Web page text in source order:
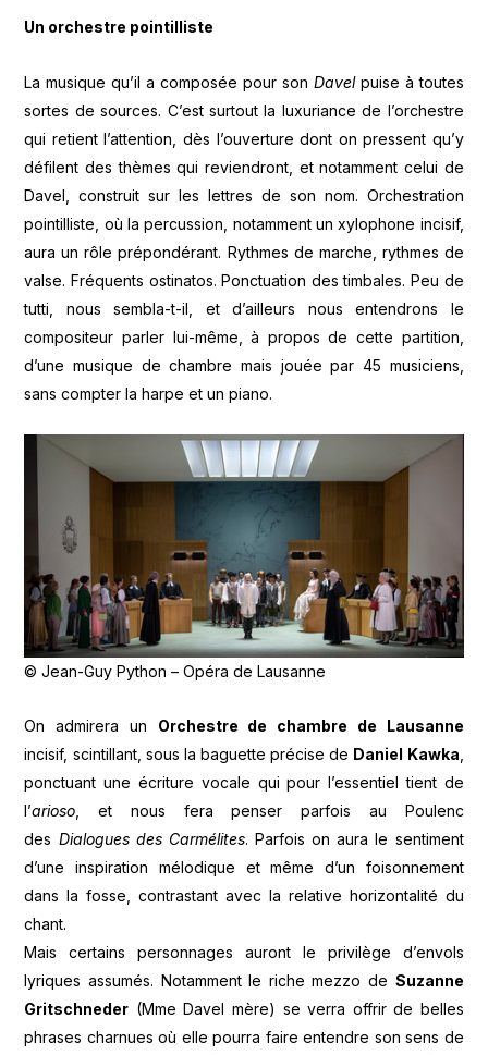
Un orchestre pointilliste
La musique qu’il a composée pour son Davel puise à toutes
sortes de sources. C’est surtout la luxuriance de l’orchestre
qui retient l’attention, dès l’ouverture dont on pressent qu’y
défilent des thèmes qui reviendront, et notamment celui de
Davel, construit sur les lettres de son nom. Orchestration
pointilliste, où la percussion, notamment un xylophone incisif,
aura un rôle prépondérant. Rythmes de marche, rythmes de
valse. Fréquents ostinatos. Ponctuation des timbales. Peu de
tutti, nous sembla-t-il, et d’ailleurs nous entendrons le
compositeur parler lui-même, à propos de cette partition,
d’une musique de chambre mais jouée par 45 musiciens,
sans compter la harpe et un piano.
© Jean-Guy Python – Opéra de Lausanne
On admirera un Orchestre de chambre de Lausanne
incisif, scintillant, sous la baguette précise de Daniel Kawka
ponctuant une écriture vocale qui pour l’essentiel tient de
l’arioso , et nous fera penser parfois au Poulenc
des Dialogues des Carmélites. Parfois on aura le sentiment
d’une inspiration mélodique et même d’un foisonnement
dans la fosse, contrastant avec la relative horizontalité du
chant.
Mais certains personnages auront le privilège d’envols
lyriques assumés. Notamment le riche mezzo de Suzanne
Gritschneder (Mme Davel mère) se verra offrir de belles
phrases charnues où elle pourra faire entendre son sens de